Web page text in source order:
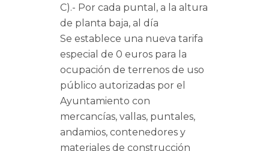
C).- Por cada puntal, a la altura
de planta baja, al día
Se establece una nueva tarifa
especial de 0 euros para la
ocupación de terrenos de uso
público autorizadas por el
Ayuntamiento con
mercancías, vallas, puntales,
andamios, contenedores y
materiales de construcción